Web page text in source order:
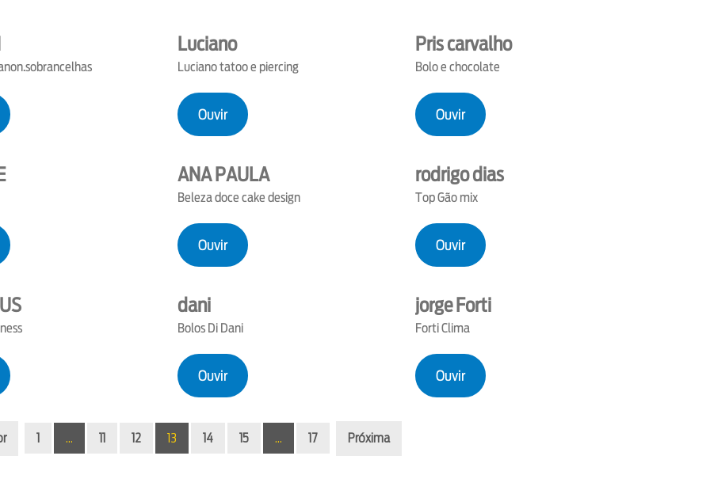
Luciano
Luciano tatoo e piercing
Ouvir
Pris carvalho
Bolo e chocolate
Ouvir
ANA PAULA
Beleza doce cake design
Ouvir
rodrigo dias
Top Gão mix
Ouvir
dani
Bolos Di Dani
Ouvir
jorge Forti
Forti Clima
Ouvir
1 … 11 12 13 14 15 … 17 Próxima